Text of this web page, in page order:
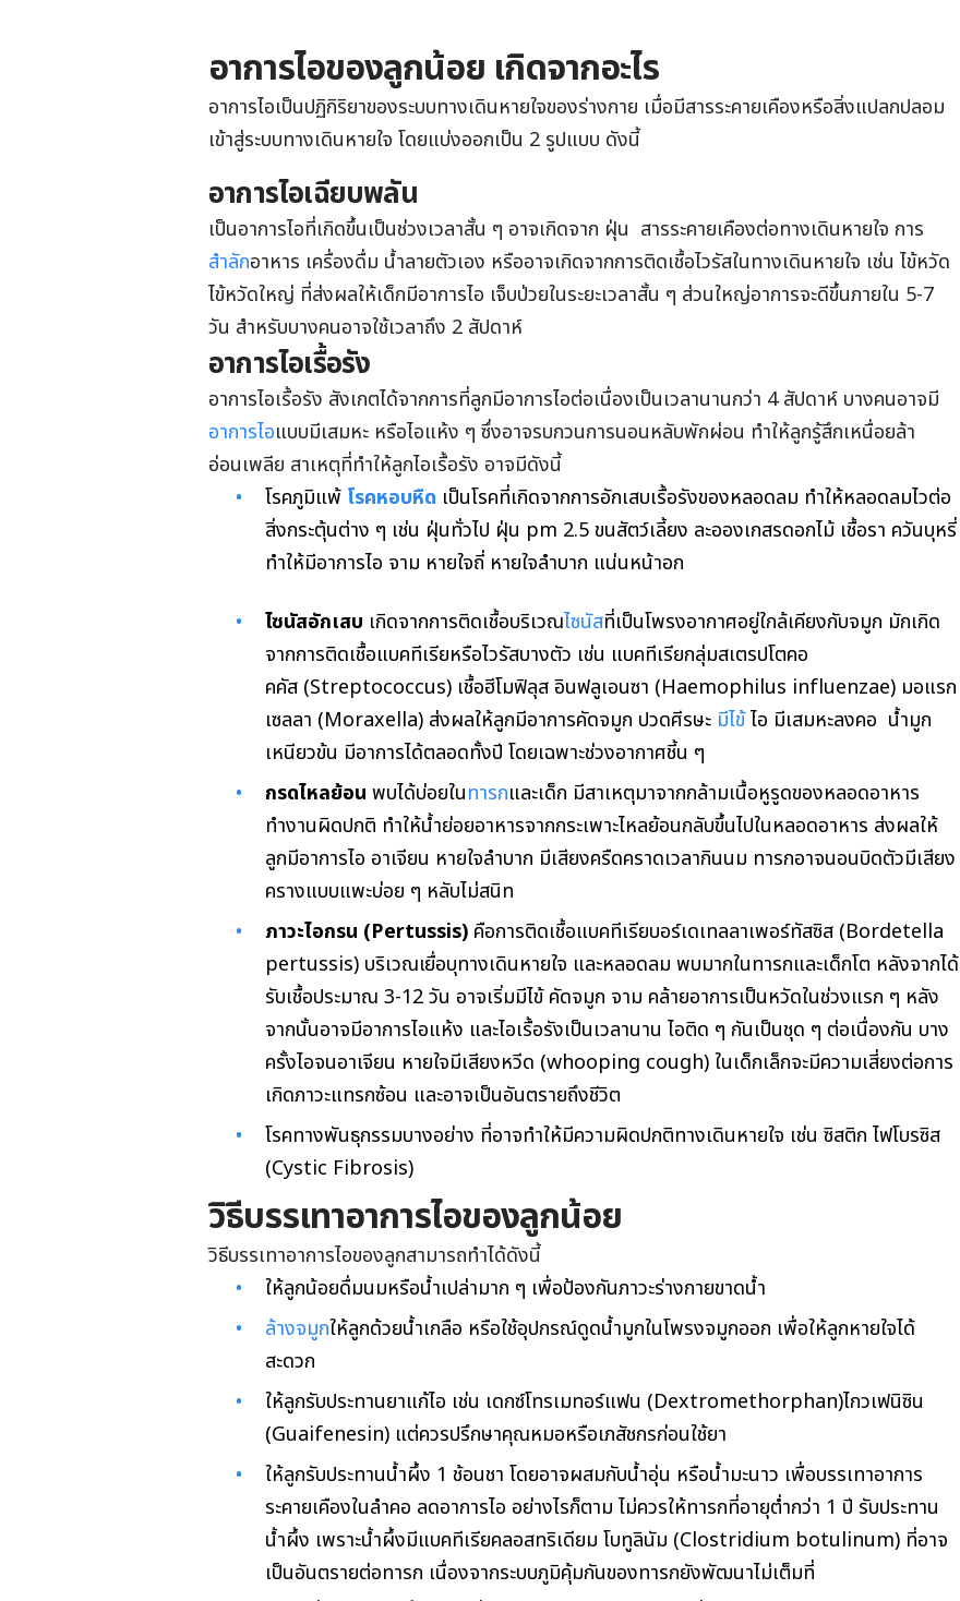
อาการไอของลูกน้อย เกิดจากอะไร
อาการไอเป็นปฏิกิริยาของระบบทางเดินหายใจของร่างกาย เมื่อมีสารระคายเคืองหรือสิ่งแปลกปลอม
เข้าสู่ระบบทางเดินหายใจ โดยแบ่งออกเป็น 2 รูปแบบ ดังนี้
อาการไอเฉียบพลัน
เป็นอาการไอที่เกิดขึ้นเป็นช่วงเวลาสั้น ๆ อาจเกิดจาก ฝุ่น สารระคายเคืองต่อทางเดินหายใจ การ
สำลักอาหาร เครื่องดื่ม น้ำลายตัวเอง หรืออาจเกิดจากการติดเชื้อไวรัสในทางเดินหายใจ เช่น ไข้หวัด
ไข้หวัดใหญ่ ที่ส่งผลให้เด็กมีอาการไอ เจ็บป่วยในระยะเวลาสั้น ๆ ส่วนใหญ่อาการจะดีขึ้นภายใน 5-7
วัน สำหรับบางคนอาจใช้เวลาถึง 2 สัปดาห์
อาการไอเรื้อรัง
อาการไอเรื้อรัง สังเกตได้จากการที่ลูกมีอาการไอต่อเนื่องเป็นเวลานานกว่า 4 สัปดาห์ บางคนอาจมี
อาการไอแบบมีเสมหะ หรือไอแห้ง ๆ ซึ่งอาจรบกวนการนอนหลับพักผ่อน ทำให้ลูกรู้สึกเหนื่อยล้า
อ่อนเพลีย สาเหตุที่ทำให้ลูกไอเรื้อรัง อาจมีดังนี้
โรคภูมิแพ้ โรคหอบหืด เป็นโรคที่เกิดจากการอักเสบเรื้อรังของหลอดลม ทำให้หลอดลมไวต่อ
สิ่งกระตุ้นต่าง ๆ เช่น ฝุ่นทั่วไป ฝุ่น pm 2.5ขนสัตว์เลี้ยง ละอองเกสรดอกไม้ เชื้อรา ควันบุหรี่
ทำให้มีอาการไอ จาม หายใจถี่ หายใจลำบาก แน่นหน้าอก
ไซนัสอักเสบ เกิดจากการติดเชื้อบริเวณไซนัสที่เป็นโพรงอากาศอยู่ใกล้เคียงกับจมูก มักเกิด
จากการติดเชื้อแบคทีเรียหรือไวรัสบางตัว เช่น แบคทีเรียกลุ่มสเตรปโตคอ
คคัส (Streptococcus) เชื้อฮีโมฟิลุส อินฟลูเอนซา (Haemophilus influenzae) มอแรก
เซลลา (Moraxella) ส่งผลให้ลูกมีอาการคัดจมูก ปวดศีรษะ มีไข้ไอ มีเสมหะลงคอ น้ำมูก
เหนียวข้น มีอาการได้ตลอดทั้งปี โดยเฉพาะช่วงอากาศชี้น ๆ
กรดไหลย้อน พบได้บ่อยในทารกและเด็ก มีสาเหตุมาจากกล้ามเนื้อหูรูดของหลอดอาหาร
ทำงานผิดปกติ ทำให้น้ำย่อยอาหารจากกระเพาะไหลย้อนกลับขึ้นไปในหลอดอาหาร ส่งผลให้
ลูกมีอาการไอ อาเจียน หายใจลำบาก มีเสียงครืดคราดเวลากินนม ทารกอาจนอนบิดตัวมีเสียง
ครางแบบแพะบ่อย ๆ หลับไม่สนิท
ภาวะไอกรน (Pertussis) คือการติดเชื้อแบคทีเรียบอร์เดเทลลาเพอร์ทัสซิส (Bordetella
pertussis) บริเวณเยื่อบุทางเดินหายใจ และหลอดลม พบมากในทารกและเด็กโต หลังจากได้
รับเชื้อประมาณ 3-12 วัน อาจเริ่มมีไข้ คัดจมูก จาม คล้ายอาการเป็นหวัดในช่วงแรก ๆ หลัง
จากนั้นอาจมีอาการไอแห้ง และไอเรื้อรังเป็นเวลานาน ไอติด ๆ กันเป็นชุด ๆ ต่อเนื่องกัน บาง
ครั้งไอจนอาเจียน หายใจมีเสียงหวีด (whooping cough) ในเด็กเล็กจะมีความเสี่ยงต่อการ
เกิดภาวะแทรกซ้อน และอาจเป็นอันตรายถึงชีวิต
โรคทางพันธุกรรมบางอย่าง ที่อาจทำให้มีความผิดปกติทางเดินหายใจ เช่น ซิสติก ไฟโบรซิส
(Cystic Fibrosis)
วิธีบรรเทาอาการไอของลูกน้อย
วิธีบรรเทาอาการไอของลูกสามารถทำได้ดังนี้
ให้ลูกน้อยดื่มนมหรือน้ำเปล่ามาก ๆ เพื่อป้องกันภาวะร่างกายขาดน้ำ
ล้างจมูกให้ลูกด้วยน้ำเกลือ หรือใช้อุปกรณ์ดูดน้ำมูกในโพรงจมูกออก เพื่อให้ลูกหายใจได้
สะดวก
ให้ลูกรับประทานยาแก้ไอ เช่น เดกซ์โทรเมทอร์แฟน (Dextromethorphan)ไกวเฟนิซิน
(Guaifenesin) แต่ควรปรึกษาคุณหมอหรือเภสัชกรก่อนใช้ยา
ให้ลูกรับประทานน้ำผึ้ง 1 ช้อนชา โดยอาจผสมกับน้ำอุ่น หรือน้ำมะนาว เพื่อบรรเทาอาการ
ระคายเคืองในลำคอ ลดอาการไอ อย่างไรก็ตาม ไม่ควรให้ทารกที่อายุต่ำกว่า 1 ปี รับประทาน
น้ำผึ้ง เพราะน้ำผึ้งมีแบคทีเรียคลอสทริเดียม โบทูลินัม (Clostridium botulinum) ที่อาจ
เป็นอันตรายต่อทารก เนื่องจากระบบภูมิคุ้มกันของทารกยังพัฒนาไม่เต็มที่